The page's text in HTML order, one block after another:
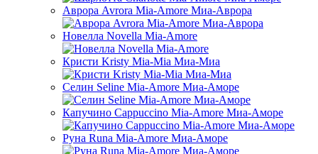
Аврора Avrora Mia-Amore Миа-Аврора
Новелла Novella Mia-Amore
Кристи Kristy Mia-Mia Миа-Миа
Селин Seline Mia-Amore Миа-Аморе
Капучино Cappuccino Mia-Amore Миа-Аморе
Руна Runa Mia-Amore Миа-Аморе